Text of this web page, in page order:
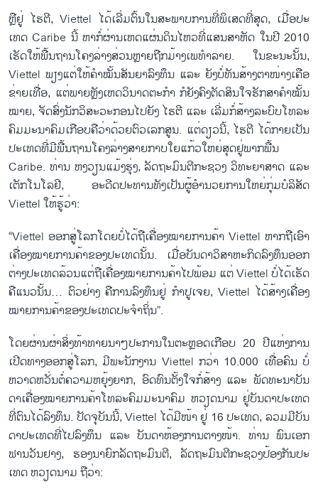
ຫຼື​ຢູ່ ​ໄຮ​ຕີ, Viettel ໄດ້​ເລີ່ມ​ຕົ້ນ​ໃນ​ສະ​ພາບ​ການ​ທີ່​ພິ​ເສດ​ທີ່​ສຸດ, ເມື່ອ​ປະ​
ເທດ Caribe ນີ້ ຫາ​ກໍ່​ຜ່ານ​​ເຫດ​ແຜ່ນ​ດິນ​ໄຫວ​ທີ່ແສນ​ສາ​ຫັດ ໃນ​ປີ 2010
ເຮັດ​ໃຫ້​ພື້ນ​ຖານ​ໂຄງ​ລ່າງ​ສ່ວນຫຼາຍ​ຖືກ​ມ້າງ​ເພ​ທຳ​ລາຍ. ໃນ​ຂະ​ນະ​ນັ້ນ,
Viettel ພຽງ​ແຕ່​ໃຫ້​ຄຳ​ໝັ້ນ​ສັນ​ຍາ​ລົງ​ທຶນ ແລະ ຍັງ​ບໍ່​ທັນ​ສ້າງ​ຕາ​ໜ່າງ​ເຄືອ
ຂ່າຍເທື່ອ, ແຕ່​ພາຍຫຼັງເຫດ​ວິ​ນາດ​ຕະ​ກຳ ກໍຍັງ​ຄົງ​ຕັດ​ສິນ​ໃຈ​ຮັກ​ສາ​ຄຳ​ໝັ້ນ​
ໝາຍ, ຈັດ​ສົ່ງ​ນັກ​ວິ​ສະ​ວະ​ກອນ​ໄປ​ຍັງ ໄຮ​ຕີ ແລະ ເລີ່ມ​ກໍ່​ສ້າງ​ລະ​ບົບ​ໂທ​ລະ​
ຄົມ​ມະ​ນາ​ຄົມ​ເກືອບ​ຄື​ວ່າ​ດ້ວຍ​ຕົວເລກ​ສູນ. ແຕ່​ດຽວ​ນີ້, ໄຮ​ຕີ ໄດ້​ກາຍ​ເປັນ​
ປະ​ເທດ​ທີ່​ມີ​ພື້ນ​ຖານ​ໂຄງ​ລ່າງ​ສາຍ​ກາບ​ໃຍ​ແກ້ວ​ໃຫຍ່​ສຸດ​ຢູ່​ພາກ​ພື້ນ
Caribe. ທ່ານ ຫງວຽນ​ແມ້ງ​ຮຸ່ງ, ລັດ​ຖະ​ມົນ​ຕີ​ກະ​ຊວງ​ ວິ​ທະ​ຍາ​ສາດ ແລະ
ເຕັກ​ໂນ​ໂລ​ຢີ, ອະ​ດີດ​ປະ​ທານ​ທັງ​ເປັນ​ຜູ້​ອຳ​ນວຍ​ການ​ໃຫຍ່​ກຸ່ມ​ບໍ​ລິ​ສັດ
Viettel ໃຫ້​ຮູ້​ວ່າ:
“Viettel ອອກ​ສູ່​ໂລກ​ໂດຍບໍ່​ໄດ້​ຖື​ເຄື່ອງ​ໝາຍ​ການ​ຄ້າ Viettel ຫາກ​ຖື​ເອົາ​
ເຄື່ອງ​ໝາຍ​ການ​ຄ້າ​ຂອງ​ປະ​ເທດ​ນັ້ນ. ເມື່ອ​ບັນ​ດາ​ວິ​ສາ​ຫະ​ກິດ​ລົງ​ທຶນ​ອອກ
ຕ່າງ​ປະ​ເທດ​ລ້ວນ​ແຕ່​ຖື​ເຄື່ອງ​ໝາຍ​ການ​ຄ້າ​ໄປ​ພ້ອມ ແຕ່ Viettel ບໍ່​ໄດ້​ເຮັດ​
ຄື​ແນວ​ນັ້ນ… ຕົວ​ຢ່າງ ຄື​ການ​ລົງ​ທຶນ​ຢູ່ ກຳ​ປູ​ເຈຍ, Viettel ໄດ້​ສ້າງ​ເຄື່ອງ​
ໝາຍ​ການ​ຄ້າ​ຂອງ​ປະ​ເທດ​ປະ​ຈຳ​ຖິ່ນ”.
ໂດຍ​ຜ່ານ​ຜ່າ​ສິ່ງ​ທ້າ​ທາຍ​ນາໆ​ປະ​ການ​ໃນ​ຕ​ະ​ຫຼອດ​ເກືອບ 20 ປີ​ແຫ່ງ​ການ​
ເປີດ​ທາງ​ອອກ​ສູ່​ໂລກ, ມີ​ພະ​ນັກ​ງານ Viettel ກວ່າ 10.000 ເທື່ອ​ຄົນ ບໍ່​
ຫວາດ​ຫວັ່ນ​ຕໍ່​ຄວາມ​ຫຍຸ້ງ​ຍາກ, ອົດທົນ​ຕັ້ງໃຈ​ກໍ່​ສ້າງ ແລະ ພັດ​ທະ​ນາ​ບັນ​
ດາ​ເຄື່ອ​ງ​ໝາຍ​ການ​ຄ້າ​ໂທ​ລະ​ຄົມ​ມະ​ນາ​ຄົ​ມ ຫວຽດ​ນາມ ຢູ່​ບັນ​ດາ​ປະ​ເທດ​
ທີ່​ຕົນ​ໄດ້​ລົງ​ທຶນ. ປັດ​ຈຸ​ບັນ​ນີ້, Viettel ໄດ້​ມີ​ໜ້າ ​ຢູ່ 16 ປະ​ເທດ, ລວມມີບັນ​
ດາ​ປະ​ເທດ​ທີ່ໄປລົງ​ທຶນ ແລະ ບັນ​ດາ​ຫ້ອງ​ການ​ຕາງ​ໜ້າ. ທ່ານ ພົນ​ເອກ
ຟານ​ວັນ​ຢາງ, ຮອງ​ນາ​ຍົກ​ລັດ​ຖະ​ມົນ​ຕີ, ລັດ​ຖະ​ມົນ​ຕີ​ກະ​ຊວງ​ປ້ອງ​ກັນ​ປະ​
ເທດ ຫວຽດ​ນາມ ຖື​ວ່າ: